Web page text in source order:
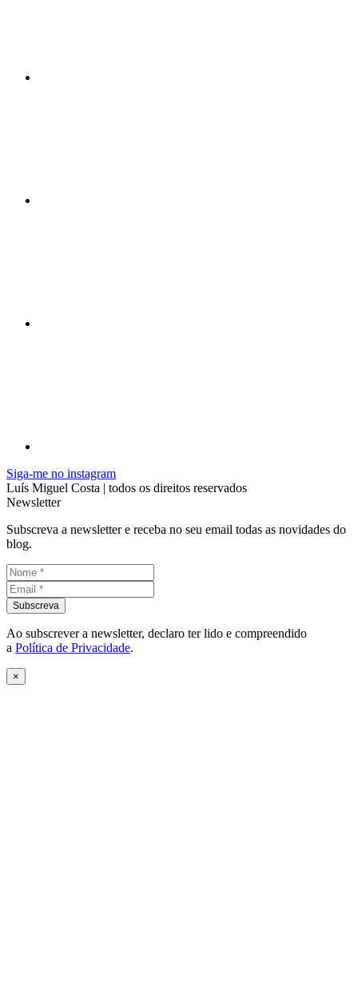
Siga-me no instagram
Luís Miguel Costa | todos os direitos reservados
Newsletter
Subscreva a newsletter e receba no seu email todas as novidades do
blog.
Ao subscrever a newsletter, declaro ter lido e compreendido
a Política de Privacidade.
×